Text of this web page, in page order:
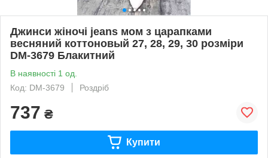
Джинси жіночі jeans мом з царапками
весняний коттоновый 27, 28, 29, 30 розміри
DM-3679 Блакитний
В наявності 1 од.
Код: DM-3679
Роздріб
737 ₴
Купити